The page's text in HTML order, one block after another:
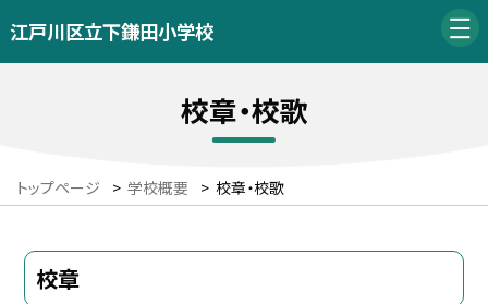
江戸川区立下鎌田小学校
校章・校歌
トップページ > 学校概要 > 校章・校歌
校章